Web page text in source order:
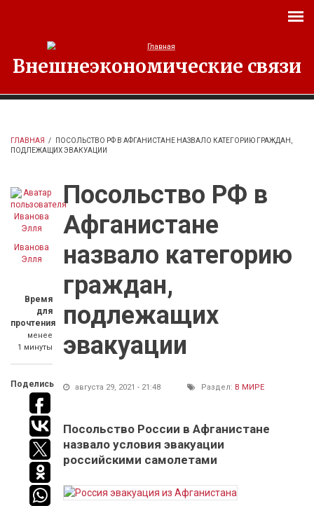
Внешнеэкономические связи
ГЛАВНАЯ /
ПОСОЛЬСТВО РФ В АФГАНИСТАНЕ НАЗВАЛО КАТЕГОРИЮ ГРАЖДАН,
ПОДЛЕЖАЩИХ ЭВАКУАЦИИ
Иванова
Элля
Время
для
прочтения
менее
1 минуты
Поделись
Посольство РФ в
Афганистане
назвало категорию
граждан,
подлежащих
эвакуации
августа 29, 2021 - 21:48 Раздел: В МИРЕ
Посольство России в Афганистане
назвало условия эвакуации
российскими самолетами